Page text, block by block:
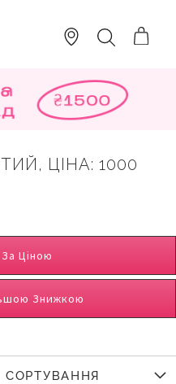
ПОШУК
ЦІНА: 1000
Ціною
Знижкою
СОРТУВАННЯ